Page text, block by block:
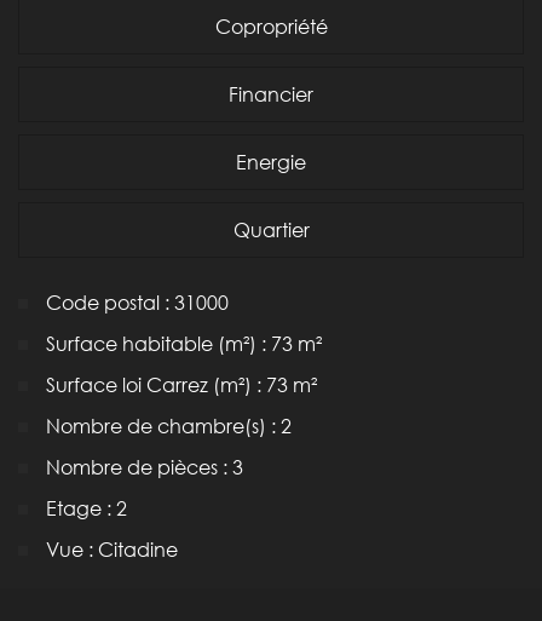
Copropriété
Financier
Energie
Quartier
Code postal : 31000
Surface habitable (m²) : 73 m²
Surface loi Carrez (m²) : 73 m²
Nombre de chambre(s) : 2
Nombre de pièces : 3
Etage : 2
Vue : Citadine